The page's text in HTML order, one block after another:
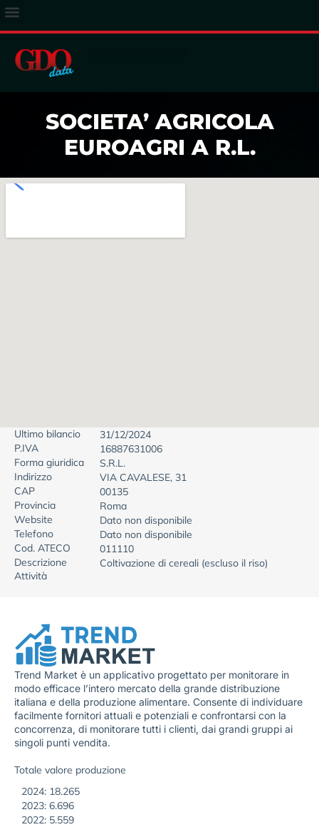
SOCIETA’ AGRICOLA
EUROAGRI A R.L.
Ultimo bilancio
31/12/2024
P.IVA
16887631006
Forma giuridica
S.R.L.
Indirizzo
VIA CAVALESE, 31
CAP
00135
Provincia
Roma
Website
Dato non disponibile
Telefono
Dato non disponibile
Cod. ATECO
011110
Descrizione
Attività
Coltivazione di cereali (escluso il riso)
Trend Market è un applicativo progettato per monitorare in
modo efficace l’intero mercato della grande distribuzione
italiana e della produzione alimentare. Consente di individuare
facilmente fornitori attuali e potenziali e confrontarsi con la
concorrenza, di monitorare tutti i clienti, dai grandi gruppi ai
singoli punti vendita.
Totale valore produzione
2024: 18.265
2023: 6.696
2022: 5.559